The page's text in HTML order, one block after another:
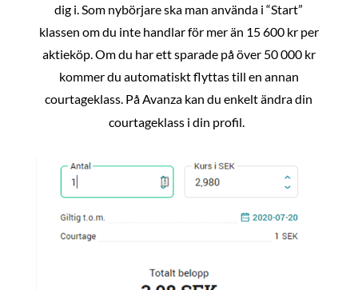
dig i. Som nybörjare ska man använda i “Start”
klassen om du inte handlar för mer än 15 600 kr per
aktieköp. Om du har ett sparade på över 50 000 kr
kommer du automatiskt flyttas till en annan
courtageklass. På Avanza kan du enkelt ändra din
courtageklass i din profil.